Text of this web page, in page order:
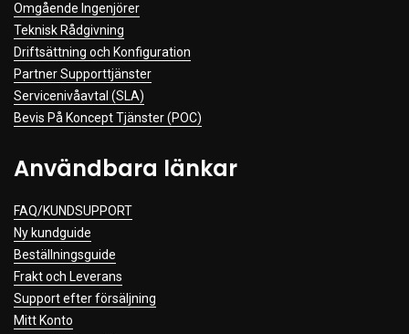
Omgående Ingenjörer
Teknisk Rådgivning
Driftsättning och Konfiguration
Partner Supporttjänster
Servicenivåavtal (SLA)
Bevis På Koncept Tjänster (POC)
Användbara länkar
FAQ/KUNDSUPPORT
Ny kundguide
Beställningsguide
Frakt och Leverans
Support efter försäljning
Mitt Konto